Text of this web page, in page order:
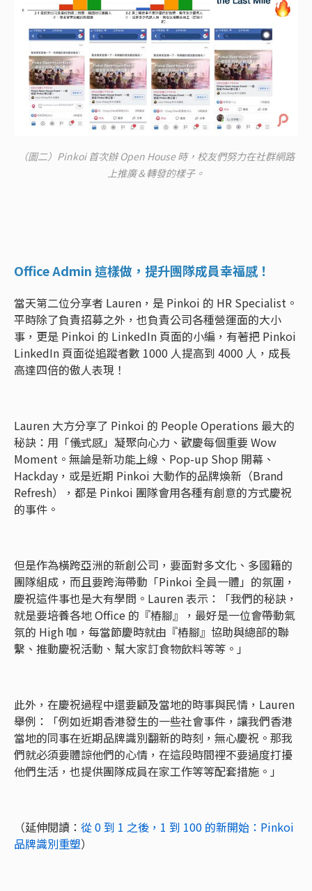
（圖二）Pinkoi 首次辦 Open House 時，校友們努力在社群網路
上推廣＆轉發的樣子。
Office Admin 這樣做，提升團隊成員幸福感！
當天第二位分享者 Lauren，是 Pinkoi 的 HR Specialist。
平時除了負責招募之外，也負責公司各種營運面的大小
事，更是 Pinkoi 的 LinkedIn 頁面的小編，有著把 Pinkoi
LinkedIn 頁面從追蹤者數 1000 人提高到 4000 人，成長
高達四倍的傲人表現！
Lauren 大方分享了 Pinkoi 的 People Operations 最大的
秘訣：用「儀式感」凝聚向心力、歡慶每個重要 Wow
Moment。無論是新功能上線、Pop-up Shop 開幕、
Hackday，或是近期 Pinkoi 大動作的品牌煥新（Brand
Refresh），都是 Pinkoi 團隊會用各種有創意的方式慶祝
的事件。
但是作為橫跨亞洲的新創公司，要面對多文化、多國籍的
團隊組成，而且要跨海帶動「Pinkoi 全員一體」的氛圍，
慶祝這件事也是大有學問。Lauren 表示：「我們的秘訣，
就是要培養各地 Office 的『樁腳』，最好是一位會帶動氣
氛的 High 咖，每當節慶時就由『樁腳』協助與總部的聯
繫、推動慶祝活動、幫大家訂食物飲料等等。」
此外，在慶祝過程中還要顧及當地的時事與民情，Lauren
舉例：「例如近期香港發生的一些社會事件，讓我們香港
當地的同事在近期品牌識別翻新的時刻，無心慶祝。那我
們就必須要體諒他們的心情，在這段時間裡不要過度打擾
他們生活，也提供團隊成員在家工作等等配套措施。」
（延伸閱讀： 從 0 到 1 之後，1 到 100 的新開始：Pinkoi
品牌識別重塑）